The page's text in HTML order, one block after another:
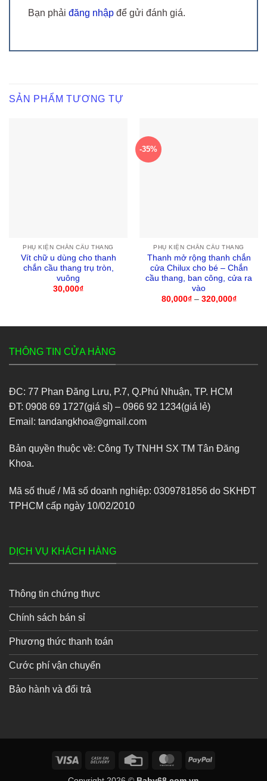
Bạn phải đăng nhập để gửi đánh giá.
SẢN PHẨM TƯƠNG TỰ
PHỤ KIỆN CHẮN CẦU THANG
Vít chữ u dùng cho thanh
chắn cầu thang trụ tròn,
vuông
30,000₫
-35%
PHỤ KIỆN CHẮN CẦU THANG
Thanh mở rộng thanh chắn
cửa Chilux cho bé – Chắn
cầu thang, ban công, cửa ra
vào
80,000₫ – 320,000₫Khoảng
THÔNG TIN CỬA HÀNG
ĐC: 77 Phan Đăng Lưu, P.7, Q.Phú Nhuận, TP. HCM
ĐT: 0908 69 1727(giá sỉ) – 0966 92 1234(giá lẻ)
Email: tandangkhoa@gmail.com
Bản quyền thuộc về: Công Ty TNHH SX TM Tân Đăng
Khoa.
Mã số thuế / Mã số doanh nghiệp: 0309781856 do SKHĐT
TPHCM cấp ngày 10/02/2010
DỊCH VỤ KHÁCH HÀNG
Thông tin chứng thực
Chính sách bán sỉ
Phương thức thanh toán
Cước phí vận chuyển
Bảo hành và đổi trả
Visa
Cash
Credit
MasterCard